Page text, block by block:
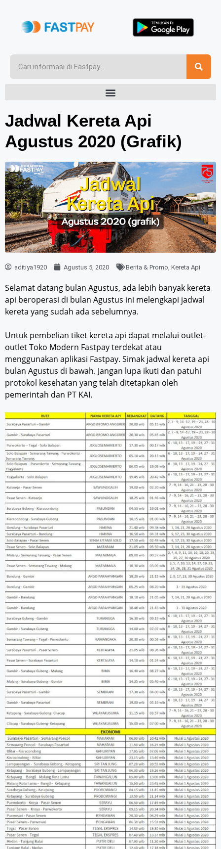
Jadwal Kereta Api
Agustus 2020 (Grafik)
aditiya1920 Agustus 5, 2020 Berita & Promo Kereta Api
Selamat datang bulan Agustus, ada lebih banyak kereta
api beroperasi di bulan Agustus ini melengkapi jadwal
kereta yang sudah ada sebelumnya.
Untuk pembelian tiket kereta api dapat melalui outlet-
outlet Toko Modern Fastpay terdekat atau
menggunakan aplikasi Fastpay. Simak jadwal kereta api
bulan Agustus di bawah. Jangan lupa ikuti dan patuhi
protokol kesehatan yang telah ditetapkan oleh
pemerintah dan PT KAI.